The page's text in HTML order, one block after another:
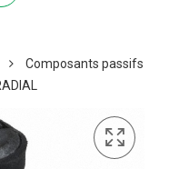
Composants passifs